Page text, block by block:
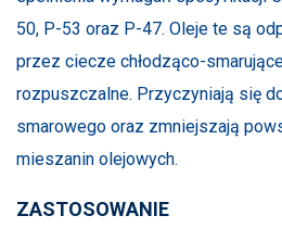
50, P-53 oraz P-47. Oleje te są
przez ciecze chłodząco-
rozpuszczalne. Przyczyniają się
smarowego oraz zmniejszają
mieszanin olejowych.
ZASTOSOWANIE